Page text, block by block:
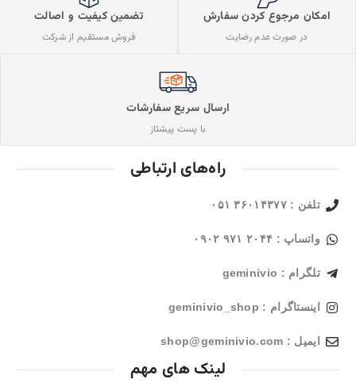
امکان مرجوع کردن سفارش
در صورت عدم رضایت
تضمین کیفیت و اصالت
فروش مستقیم از شرکت
ارسال سریع سفارشات
با پست پیشتاز
راه‌های ارتباطی
تلفن : ۳۶۰۱۴۳۷۷ ۰۵۱
واتساپ : ۲۰۴۴ ۹۷۱ ۰۹۰۲
تلگرام : geminivio
اینستاگرام : geminivio_shop
ایمیل : shop@geminivio.com​
لینک های مهم